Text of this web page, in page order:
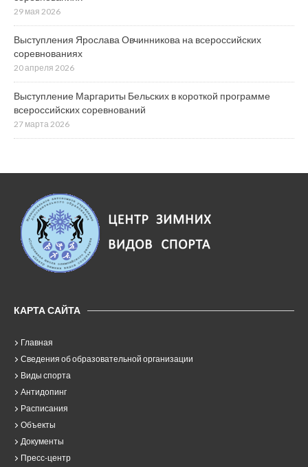
29 мая 2026
Выступления Ярослава Овчинникова на всероссийских
соревнованиях
20 апреля 2026
Выступление Маргариты Бельских в короткой программе
всероссийских соревнований
27 марта 2026
КАРТА САЙТА
Главная
Сведения об образовательной организации
Виды спорта
Антидопинг
Расписания
Объекты
Документы
Пресс-центр